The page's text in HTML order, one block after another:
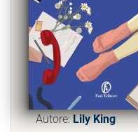
Autore:Lily King